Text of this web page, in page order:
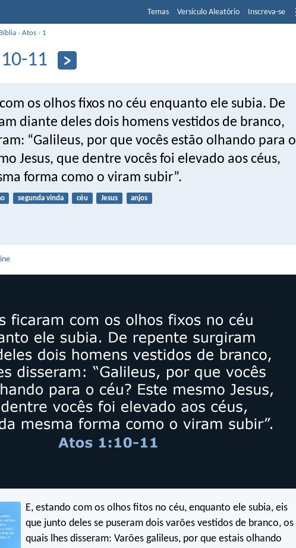
Temas Versículo Aleatório Inscreva-se
›Atos › 1
11
os olhos fixos no céu enquanto ele subia. De
diante deles dois homens vestidos de branco,
“Galileus, por que vocês estão olhando para o
Jesus, que dentre vocês foi elevado aos céus,
forma como o viram subir”.
segunda vinda céu Jesus anjos
E, estando com os olhos fitos no céu, enquanto ele subia, eis
que junto deles se puseram dois varões vestidos de branco, os
quais lhes disseram: Varões galileus, por que estais olhando